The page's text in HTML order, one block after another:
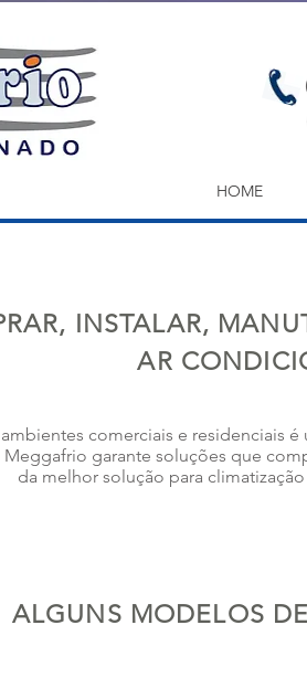
HOME
INSTALAR,
AR
comerciais e residenciais
Meggafrio garante soluções que
da melhor solução para
ALGUNS MODELOS